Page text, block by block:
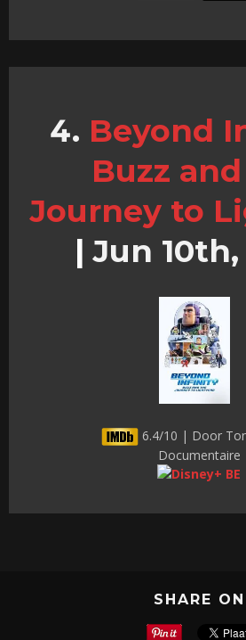
Beyond
Buzz
Journey to
| Jun 10th,
6.4/10 | Door
Documentaire
SHARE ON